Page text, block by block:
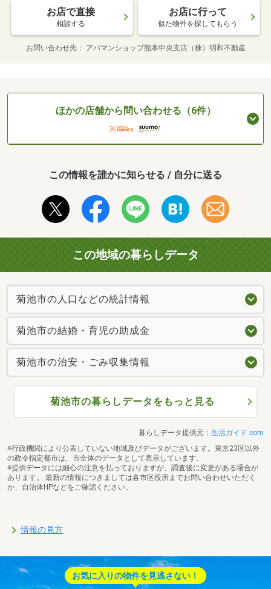
お店で直接
相談する
お店に行って
似た物件を探してもらう
お問い合わせ先 アパマンショップ熊本中央支店（株）明和不動産
ほかの店舗から問い合わせる（6件）
この情報を誰かに知らせる / 自分に送る
この地域の暮らしデータ
菊池市の人口などの統計情報
菊池市の結婚・育児の助成金
菊池市の治安・ごみ収集情報
菊池市の暮らしデータをもっと見る
暮らしデータ提供元： 生活ガイド.com
※行政機関により公表していない地域及びデータがございます。東京23区以外
の政令指定都市は、市全体のデータとして表示しています。
※提供データには細心の注意を払っておりますが、調査後に変更がある場合が
あります。 最新の情報につきましては各市区役所までお問い合わせいただく
か、自治体HPなどをご確認ください。
情報の見方
お気に入りの物件を見逃さない！